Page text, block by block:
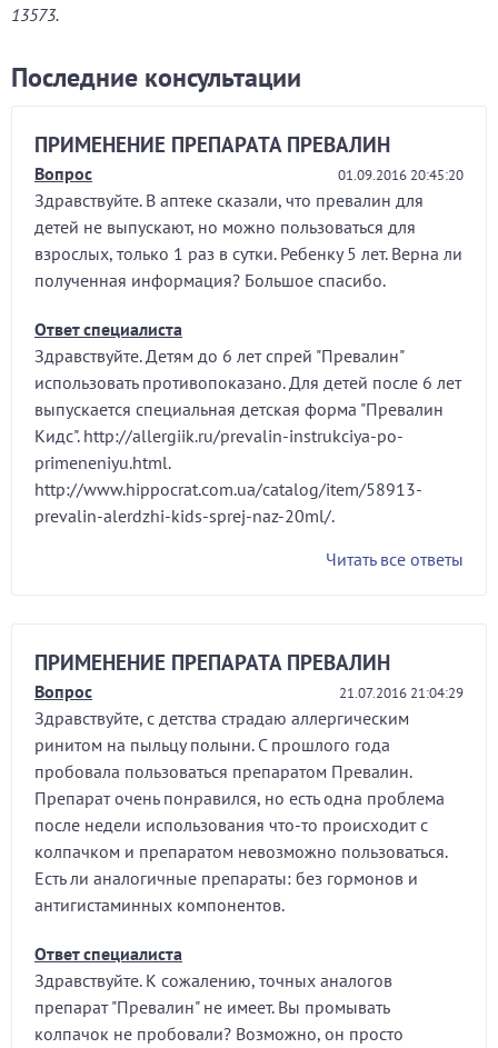
13573.
Последние консультации
ПРИМЕНЕНИЕ ПРЕПАРАТА ПРЕВАЛИН
Вопрос 01.09.2016 20:45:20
Здравствуйте. В аптеке сказали, что превалин для
детей не выпускают, но можно пользоваться для
взрослых, только 1 раз в сутки. Ребенку 5 лет. Верна ли
полученная информация? Большое спасибо.
Ответ специалиста
Здравствуйте. Детям до 6 лет спрей "Превалин"
использовать противопоказано. Для детей после 6 лет
выпускается специальная детская форма "Превалин
Кидс". http://allergiik.ru/prevalin-instrukciya-po-
primeneniyu.html.
http://www.hippocrat.com.ua/catalog/item/58913-
prevalin-alerdzhi-kids-sprej-naz-20ml/.
Читать все ответы
ПРИМЕНЕНИЕ ПРЕПАРАТА ПРЕВАЛИН
Вопрос 21.07.2016 21:04:29
Здравствуйте, с детства страдаю аллергическим
ринитом на пыльцу полыни. С прошлого года
пробовала пользоваться препаратом Превалин.
Препарат очень понравился, но есть одна проблема
после недели использования что-то происходит с
колпачком и препаратом невозможно пользоваться.
Есть ли аналогичные препараты: без гормонов и
антигистаминных компонентов.
Ответ специалиста
Здравствуйте. К сожалению, точных аналогов
препарат "Превалин" не имеет. Вы промывать
колпачок не пробовали? Возможно, он просто